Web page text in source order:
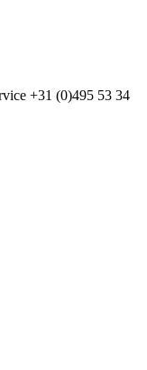
+31 (0)495 53 34